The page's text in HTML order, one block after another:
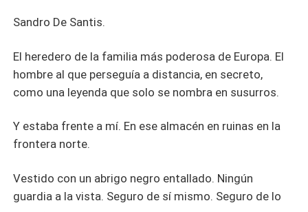
Sandro De Santis.
El heredero de la familia más poderosa de Europa. El
hombre al que perseguía a distancia, en secreto,
como una leyenda que solo se nombra en susurros.
Y estaba frente a mí. En ese almacén en ruinas en la
frontera norte.
Vestido con un abrigo negro entallado. Ningún
guardia a la vista. Seguro de sí mismo. Seguro de lo